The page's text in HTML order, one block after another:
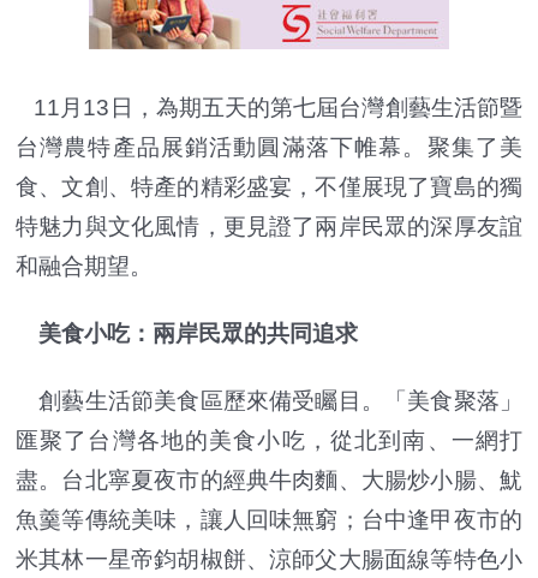
11月13日，為期五天的第七屆台灣創藝生活節暨
台灣農特產品展銷活動圓滿落下帷幕。聚集了美
食、文創、特產的精彩盛宴，不僅展現了寶島的獨
特魅力與文化風情，更見證了兩岸民眾的深厚友誼
和融合期望。
美食小吃：兩岸民眾的共同追求
創藝生活節美食區歷來備受矚目。「美食聚落」
匯聚了台灣各地的美食小吃，從北到南、一網打
盡。台北寧夏夜市的經典牛肉麵、大腸炒小腸、魷
魚羹等傳統美味，讓人回味無窮；台中逢甲夜市的
米其林一星帝鈞胡椒餅、涼師父大腸面線等特色小